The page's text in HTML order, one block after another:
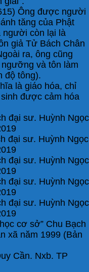
Ông được người
tăng của Phật
người còn lại là
giả Tử Bách Chân
ra, ông cũng
và tôn làm
độ tông).
là giáo hóa, chỉ
được cảm hóa
đại sư. Huỳnh Ngọc
đại sư. Huỳnh Ngọc
đại sư. Huỳnh Ngọc
đại sư. Huỳnh Ngọc
đại sư. Huỳnh Ngọc
cơ sở” Chu Bạch
xã năm 1999 (Bản
Cần. Nxb. TP